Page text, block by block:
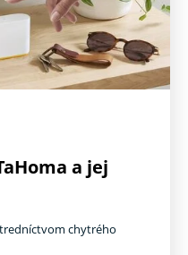
a jej
chytrého